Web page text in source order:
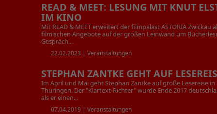
READ & MEET: LESUNG MIT KNUT
IM KINO
Mit READ & MEET erweitert der filmpalast ASTORIA Zwickau
filmischen Angebote auf der großen Leinwand um
Gespräch...
22.02.2023 | Veranstaltungen
STEPHAN ZANTKE GEHT AUF
Im April und Mai geht Stephan Zantke auf große Lesereise in
Thüringen. Der "Klartext-Richter" wurde Ende 2017
als er einen...
07.04.2019 | Veranstaltungen